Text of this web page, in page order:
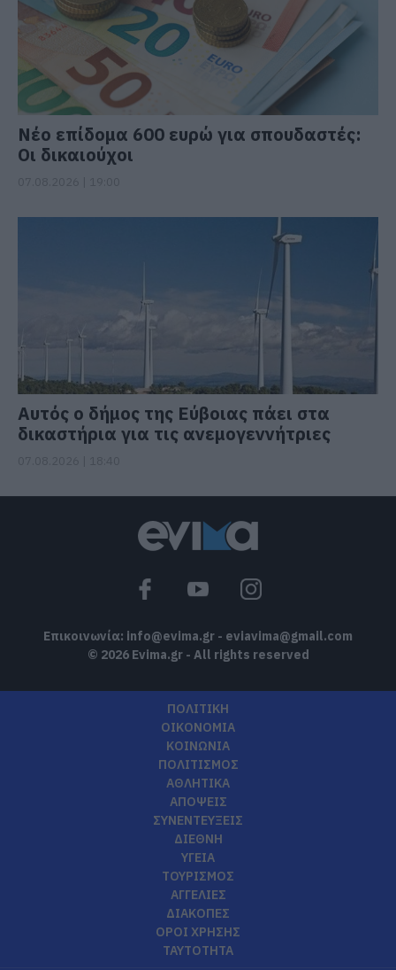
Νέο επίδομα 600 ευρώ για σπουδαστές:
Οι δικαιούχοι
Αυτός ο δήμος της Εύβοιας πάει στα
δικαστήρια για τις ανεμογεννήτριες
Επικοινωνία: info@evima.gr - eviavima@gmail.com
© 2026 Evima.gr - All rights reserved
ΠΟΛΙΤΙΚΗ
ΟΙΚΟΝΟΜΙΑ
ΚΟΙΝΩΝΙΑ
ΠΟΛΙΤΙΣΜΟΣ
ΑΘΛΗΤΙΚΑ
ΑΠΟΨΕΙΣ
ΣΥΝΕΝΤΕΥΞΕΙΣ
ΔΙΕΘΝΗ
ΥΓΕΙΑ
ΤΟΥΡΙΣΜΟΣ
ΑΓΓΕΛΙΕΣ
ΔΙΑΚΟΠΕΣ
ΟΡΟΙ ΧΡΗΣΗΣ
ΤΑΥΤΟΤΗΤΑ